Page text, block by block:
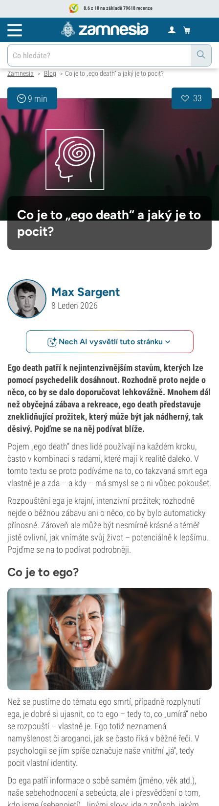
8.6 z 10 na základě 79618 recenze
Zamnesia > Blog > Co je to „ego death“ a jaký je to pocit?
9 min 33
Co je to „ego death“ a jaký je to
pocit?
Max Sargent
8 Leden 2026
Nech AI vysvětlí tuto stránku
Ego death patří k nejintenzivnějším stavům, kterých lze
pomocí psychedelik dosáhnout. Rozhodně proto nejde o
něco, co by se dalo doporučovat lehkovážně. Mnohem dál
než obyčejná zábava a rekreace, ego death představuje
zneklidňující prožitek, který může být jak nádherný, tak
děsivý. Pojďme se na něj podívat blíže.
Pojem „ego death“ dnes lidé používají na každém kroku,
často v kombinaci s radami, které mají k realitě daleko. V
tomto textu se proto podíváme na to, co takzvaná smrt ega
vlastně je a zda – a kdy – má smysl se o ni vůbec pokoušet.
Rozpouštění ega je krajní, intenzivní prožitek; rozhodně
nejde o běžnou zábavu ani o něco, co by bylo automaticky
přínosné. Zároveň ale může být nesmírně krásné a téměř
jistě ovlivní, jak vnímáte svůj život – potenciálně k lepšímu.
Pojďme se na to podívat podrobněji.
Co je to ego?
Než se pustíme do tématu ego smrtí, případně rozplynutí
ega, je dobré si ujasnit, co to ego – tedy to, co „umírá“ nebo
se rozpouští – vlastně je. Ego totiž neznamená
namyšlenost či aroganci, jak se často říká v běžné řeči. V
psychologii se jím spíše označuje naše vnitřní „já“, tedy
pocit vlastní identity.
Do ega patří informace o sobě samém (jméno, věk atd.),
naše sebehodnocení a sebeúcta, ale i přesvědčení o tom,